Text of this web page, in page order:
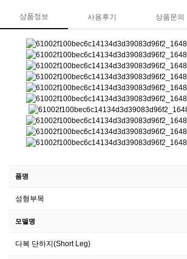
상품정보 사용후기 상품문의
품명
성형부목
모델명
다복 단하지(Short Leg)